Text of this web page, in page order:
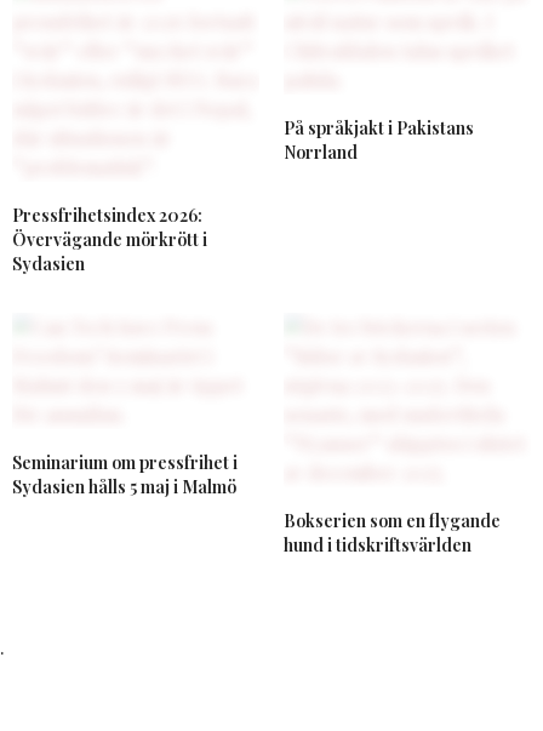
Pressfrihetsindex 2026:
Övervägande mörkrött i
Sydasien
På språkjakt i Pakistans
Norrland
Seminarium om pressfrihet i
Sydasien hålls 5 maj i Malmö
Bokserien som en flygande
hund i tidskriftsvärlden
.